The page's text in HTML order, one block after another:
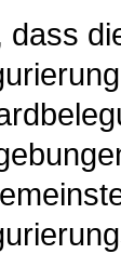
dass